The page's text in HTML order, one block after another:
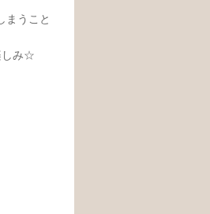
まうこと
しみ☆